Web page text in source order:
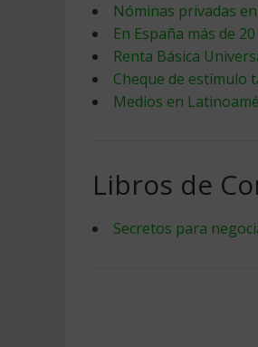
Nóminas privadas
En España más de
Renta Básica
Cheque de estímulo
Medios en
Libros de
Secretos para